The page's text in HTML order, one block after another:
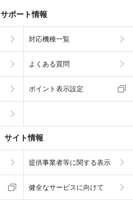
サポート情報
対応機種一覧
よくある質問
ポイント表示設定
サイト情報
提供事業者等に関する表示
健全なサービスに向けて